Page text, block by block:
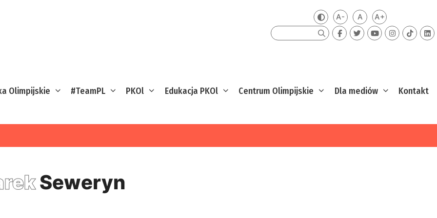
Zmień kontrast
A-Mniejsza czcionka
ADomyślna czcionka
A+Większa
Szukaj
Olimpijskie #TeamPL PKOl Edukacja PKOl Centrum Olimpijskie Dla mediów Kontakt
Seweryn